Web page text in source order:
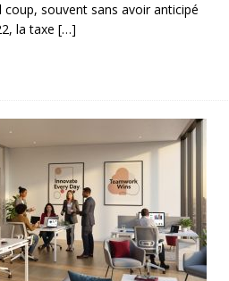
coup, souvent sans avoir anticipé
la taxe […]